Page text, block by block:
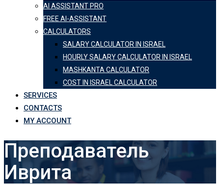
AI ASSISTANT PRO
FREE AI-ASSISTANT
CALCULATORS
SALARY CALCULATOR IN ISRAEL
HOURLY SALARY CALCULATOR IN ISRAEL
MASHKANTA CALCULATOR
COST IN ISRAEL CALCULATOR
SERVICES
CONTACTS
MY ACCOUNT
Преподаватель
Иврита